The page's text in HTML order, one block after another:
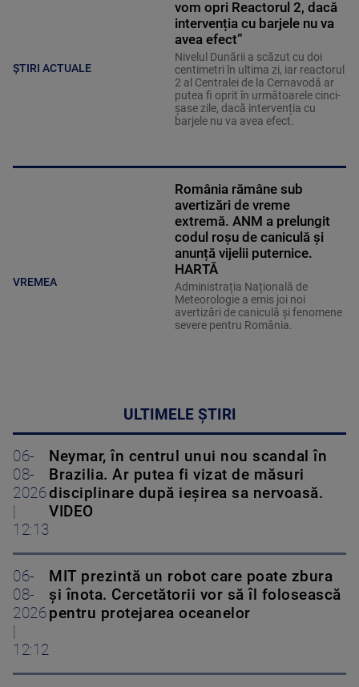
ȘTIRI ACTUALE
vom opri Reactorul 2, dacă
intervenția cu barjele nu va
avea efect”
Nivelul Dunării a scăzut cu doi
centimetri în ultima zi, iar reactorul
2 al Centralei de la Cernavodă ar
putea fi oprit în următoarele cinci-
șase zile, dacă intervenția cu
barjele nu va avea efect.
VREMEA
România rămâne sub
avertizări de vreme
extremă. ANM a prelungit
codul roșu de caniculă și
anunță vijelii puternice.
HARTĂ
Administrația Națională de
Meteorologie a emis joi noi
avertizări de caniculă și fenomene
severe pentru România.
ULTIMELE ȘTIRI
06-
08-
2026
12:13
Neymar, în centrul unui nou scandal în
Brazilia. Ar putea fi vizat de măsuri
disciplinare după ieșirea sa nervoasă.
VIDEO
06-
08-
2026
12:12
MIT prezintă un robot care poate zbura
și înota. Cercetătorii vor să îl folosească
pentru protejarea oceanelor